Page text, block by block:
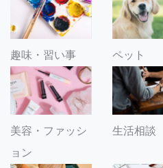
趣味・習い事 ペット
美容・ファッシ
ョン
生活相談